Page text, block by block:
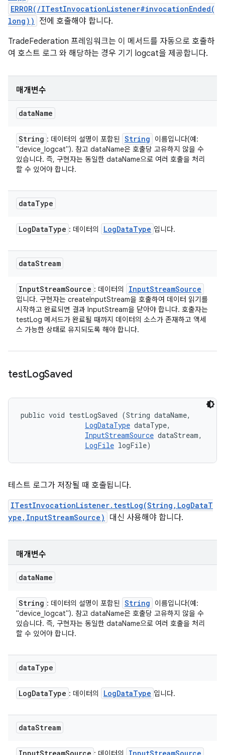
ERROR(/ITestInvocationListener#invocationEnded(
long))
전에 호출해야 합니다.
TradeFederation 프레임워크는 이 메서드를 자동으로 호출하
여 호스트 로그 와 해당하는 경우 기기 logcat을 제공합니다.
매개변수
dataName
String : 데이터의 설명이 포함된 String
이름입니다(예:
"device_logcat"). 참고 dataName은 호출당 고유하지 않을 수
있습니다. 즉, 구현자는 동일한 dataName으로 여러 호출을 처리
할 수 있어야 합니다.
dataType
LogDataType : 데이터의 LogDataType 입니다.
dataStream
InputStreamSource : 데이터의 InputStreamSource
입니다. 구현자는 createInputStream을 호출하여 데이터 읽기를
시작하고 완료되면 결과 InputStream을 닫아야 합니다. 호출자는
testLog 메서드가 완료될 때까지 데이터의 소스가 존재하고 액세
스 가능한 상태로 유지되도록 해야 합니다.
testLogSaved
public void testLogSaved (String dataName,
LogDataType dataType,
InputStreamSource dataStream,
LogFile logFile)
테스트 로그가 저장될 때 호출됩니다.
ITestInvocationListener.testLog(String,LogDataT
ype,InputStreamSource)
대신 사용해야 합니다.
매개변수
dataName
String : 데이터의 설명이 포함된 String
이름입니다(예:
"device_logcat"). 참고 dataName은 호출당 고유하지 않을 수
있습니다. 즉, 구현자는 동일한 dataName으로 여러 호출을 처리
할 수 있어야 합니다.
dataType
LogDataType : 데이터의 LogDataType 입니다.
dataStream